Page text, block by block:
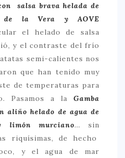
salsa brava helada de
de la Vera y AOVE
el helado de salsa
y el contraste del frío
semi-calientes nos
que han tenido muy
de temperaturas para
Pasamos a la Gamba
aliño helado de agua de
limón murciano…sin
riquísimas, de hecho
y el agua de mar